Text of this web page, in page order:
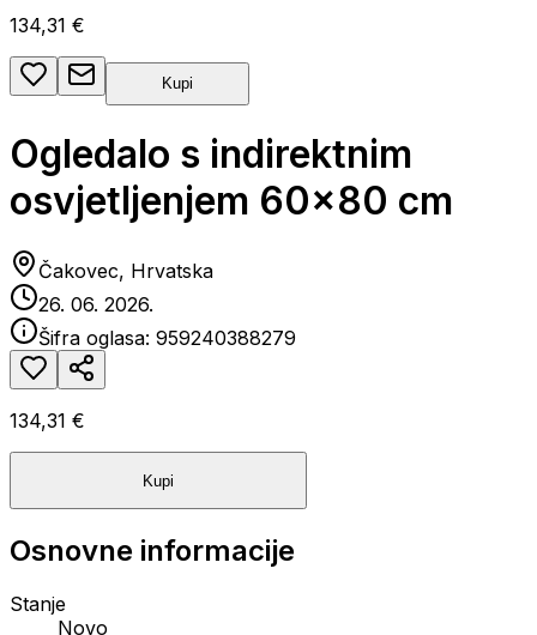
134,31 €
Kupi
Ogledalo s indirektnim
osvjetljenjem 60x80 cm
Čakovec, Hrvatska
26. 06. 2026.
Šifra oglasa: 959240388279
134,31 €
Kupi
Osnovne informacije
Stanje
Novo